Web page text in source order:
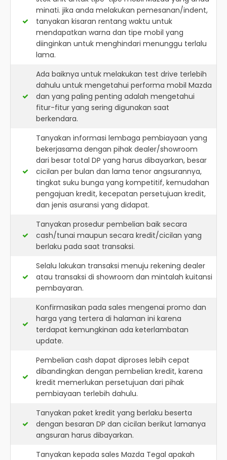
minati. jika anda melakukan pemesanan/indent,
tanyakan kisaran rentang waktu untuk
mendapatkan warna dan tipe mobil yang
diinginkan untuk menghindari menunggu terlalu
lama.
Ada baiknya untuk melakukan test drive terlebih
dahulu untuk mengetahui performa mobil Mazda
dan yang paling penting adalah mengetahui
fitur-fitur yang sering digunakan saat
berkendara.
Tanyakan informasi lembaga pembiayaan yang
bekerjasama dengan pihak dealer/showroom
dari besar total DP yang harus dibayarkan, besar
cicilan per bulan dan lama tenor angsurannya,
tingkat suku bunga yang kompetitif, kemudahan
pengajuan kredit, kecepatan persetujuan kredit,
dan jenis asuransi yang didapat.
Tanyakan prosedur pembelian baik secara
cash/tunai maupun secara kredit/cicilan yang
berlaku pada saat transaksi.
Selalu lakukan transaksi menuju rekening dealer
atau transaksi di showroom dan mintalah kuitansi
pembayaran.
Konfirmasikan pada sales mengenai promo dan
harga yang tertera di halaman ini karena
terdapat kemungkinan ada keterlambatan
update.
Pembelian cash dapat diproses lebih cepat
dibandingkan dengan pembelian kredit, karena
kredit memerlukan persetujuan dari pihak
pembiayaan terlebih dahulu.
Tanyakan paket kredit yang berlaku beserta
dengan besaran DP dan cicilan berikut lamanya
angsuran harus dibayarkan.
Tanyakan kepada sales Mazda Tegal apakah